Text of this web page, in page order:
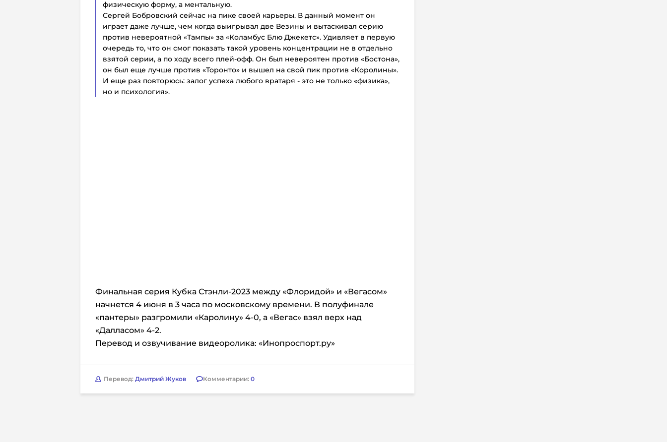
физическую форму, а ментальную.
Сергей Бобровский сейчас на пике своей карьеры. В данный момент он
играет даже лучше, чем когда выигрывал две Везины и вытаскивал серию
против невероятной «Тампы» за «Коламбус Блю Джекетс». Удивляет в первую
очередь то, что он смог показать такой уровень концентрации не в отдельно
взятой серии, а по ходу всего плей-офф. Он был невероятен против «Бостона»,
он был еще лучше против «Торонто» и вышел на свой пик против «Королины».
И еще раз повторюсь: залог успеха любого вратаря - это не только «физика»,
но и психология».
Финальная серия Кубка Стэнли-2023 между «Флоридой» и «Вегасом»
начнется 4 июня в 3 часа по московскому времени. В полуфинале
«пантеры» разгромили «Каролину» 4-0, а «Вегас» взял верх над
«Далласом» 4-2.
Перевод и озвучивание видеоролика: «Инопроспорт.ру»
Перевод: Дмитрий Жуков Комментарии: 0